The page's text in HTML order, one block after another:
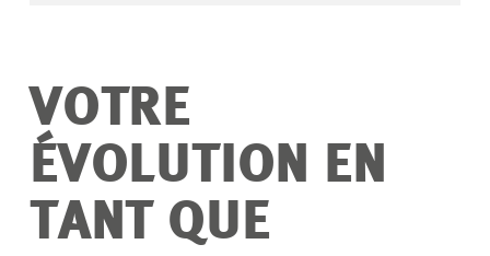
VOTRE
ÉVOLUTION EN
TANT QUE